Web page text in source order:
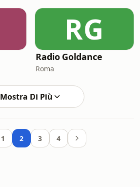
RG
Radio Goldance
Roma
Mostra Di Più
1 2 3 4